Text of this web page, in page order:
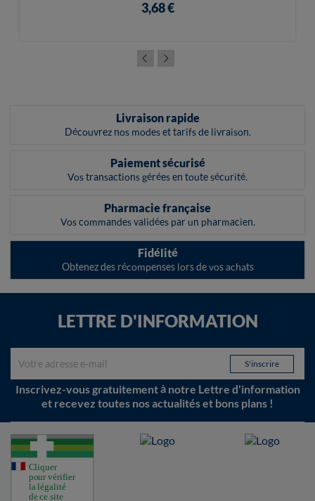
3,68 €
Livraison rapide
Découvrez nos modes et tarifs de livraison.
Paiement sécurisé
Vos transactions gérées en toute sécurité.
Pharmacie française
Vos commandes validées par un pharmacien.
Fidélité
Obtenez des récompenses lors de vos achats
LETTRE D'INFORMATION
Inscrivez-vous gratuitement à notre Lettre d'information
et recevez toutes nos actualités et bons plans !